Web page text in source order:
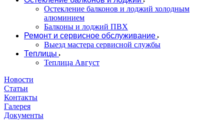
Остекление балконов и лоджий холодным
алюминием
Балконы и лоджий ПВХ
Ремонт и сервисное обслуживание
Выезд мастера сервисной службы
Теплицы
Теплица Август
Новости
Статьи
Контакты
Галерея
Документы